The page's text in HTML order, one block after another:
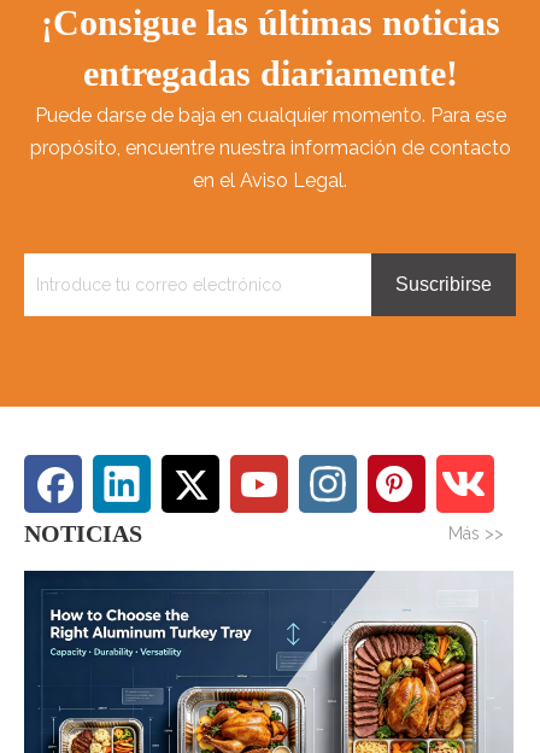
¡Consigue las últimas noticias
entregadas diariamente!
Puede darse de baja en cualquier momento. Para ese
propósito, encuentre nuestra información de contacto
en el Aviso Legal.
Suscribirse
NOTICIAS Más >>